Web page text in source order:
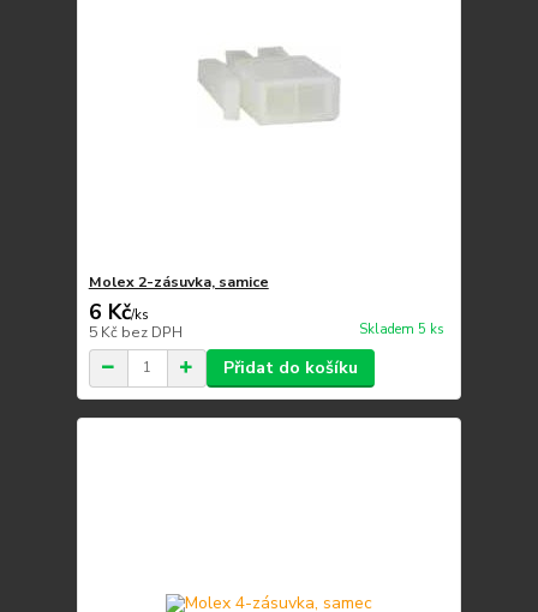
Molex 2-zásuvka, samice
6 Kč/ks
5 Kč bez DPH Skladem 5 ks
Přidat do košíku